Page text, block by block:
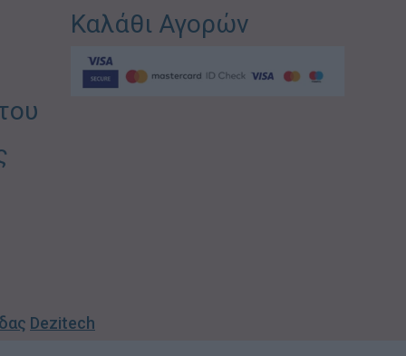
Καλάθι Αγορών
Dezitech